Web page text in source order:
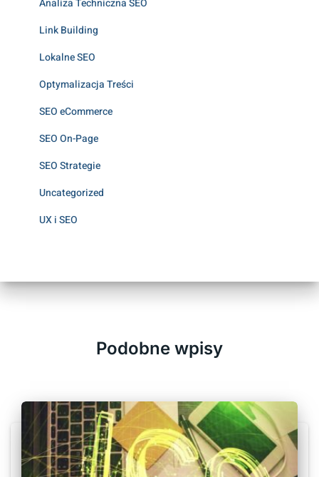
Analiza Techniczna SEO
Link Building
Lokalne SEO
Optymalizacja Treści
SEO eCommerce
SEO On-Page
SEO Strategie
Uncategorized
UX i SEO
Podobne wpisy